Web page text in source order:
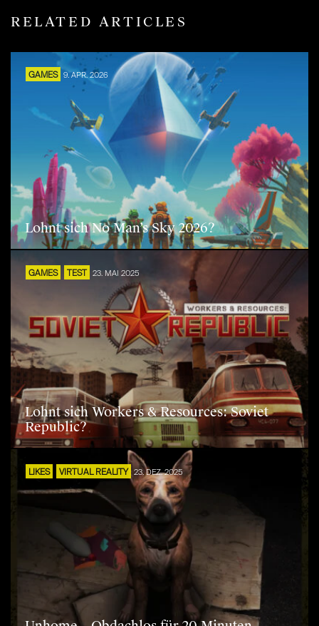
RELATED ARTICLES
GAMES 9. APR. 2026
Lohnt sich No Man’s Sky 2026?
GAMES TEST 23. MAI 2025
Lohnt sich Workers & Resources: Soviet
Republic?
LIKES VIRTUAL REALITY 23. DEZ. 2025